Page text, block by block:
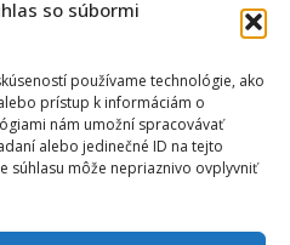
so súbormi
používame technológie, ako
prístup k informáciám o
nám umožní spracovávať
alebo jedinečné ID na tejto
súhlasu môže nepriaznivo ovplyvniť